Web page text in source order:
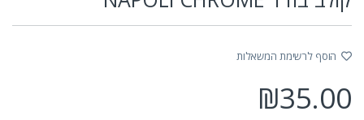
הוסף לרשימת המשאלות
₪35.00